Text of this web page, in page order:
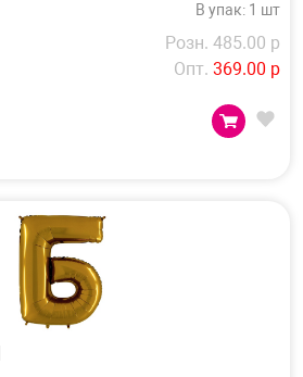
В упак: 1 шт
Розн. 485.00 р
Опт. 369.00 р